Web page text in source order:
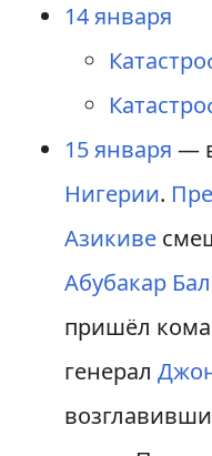
14 января
15 января —
Нигерии.
Азикиве
Абубакар
пришёл
генерал